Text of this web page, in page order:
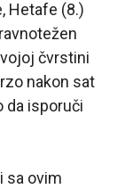
Hetafe (8.)
čvrstini
nakon sat
da isporuči
sa ovim